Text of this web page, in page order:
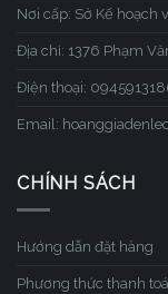
Nơi cấp: Sở Kế hoạch
Địa chỉ: 1376 Phạm
Điện thoại:
Email:
CHÍNH SÁCH
Hướng dẫn đặt hàng
Phương thức thanh